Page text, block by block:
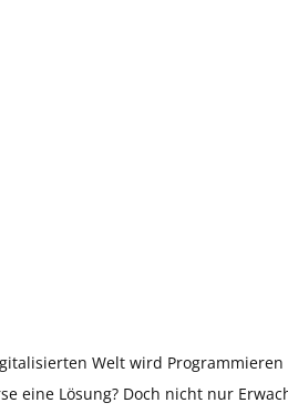
Welt wird
eine Lösung? Doch nicht nur